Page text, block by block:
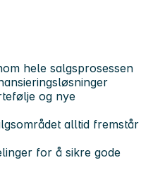
hele salgsprosessen
og nye
alltid fremstår
for å sikre gode